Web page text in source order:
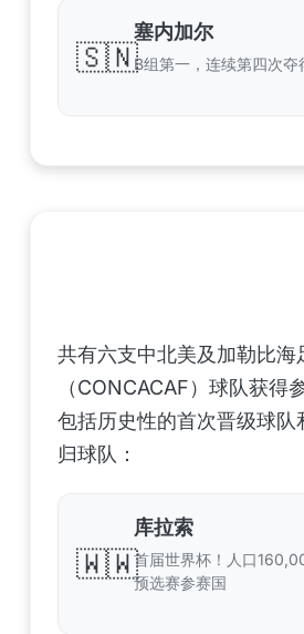
🇸🇳
塞内加尔
B组第一，连续第四次夺
共有六支中北美及加勒比海
（CONCACAF）球队获得
包括历史性的首次晋级球队
归球队：
🇼🇼
库拉索
首届世界杯！人口
预选赛参赛国